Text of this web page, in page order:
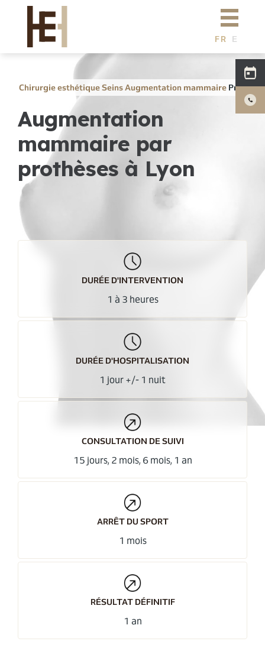
Aller au contenu principal
Dr Eburdery
Chirurgie esthétique
Médecine esthétique
Simulation 3D
Actualités
Tarifs
F.A.Q
Photos
FR
N
E
GL
IS
Chirurgie esthétiqueSeinsAugmentation mammaire
Augmentation
mammaire par
prothèses à Lyon
DURÉE D'INTERVENTION
1 à 3 heures
DURÉE D'HOSPITALISATION
1 jour +/- 1 nuit
CONSULTATION DE SUIVI
15 jours, 2 mois, 6 mois, 1 an
ARRÊT DU SPORT
1 mois
RÉSULTAT DÉFINITIF
1 an